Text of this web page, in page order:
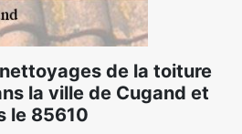
de la toiture
la ville de Cugand et
le 85610